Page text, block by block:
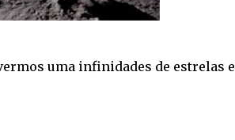
uma infinidades de estrelas e